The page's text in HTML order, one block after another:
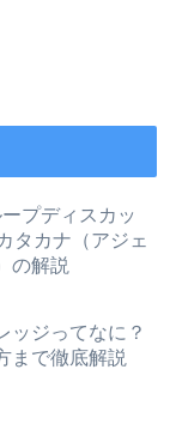
プディスカッ
タカナ（アジェ
の解説
ッジってなに？
まで徹底解説